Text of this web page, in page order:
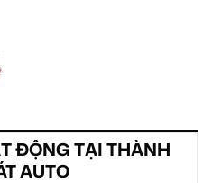
ĐỘNG TẠI THÀNH
AUTO